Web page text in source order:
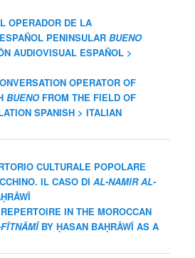
OPERADOR DE LA
PENINSULARBUENO
AUDIOVISUAL ESPAÑOL >
OPERATOR OF
BUENOFROM THE FIELD OF
SPANISH > ITALIAN
CULTURALE POPOLARE
IL CASO DIAL-NAMIR AL-
IN THE MOROCCAN
BY ḤASAN BAḤRĀWĪ AS A